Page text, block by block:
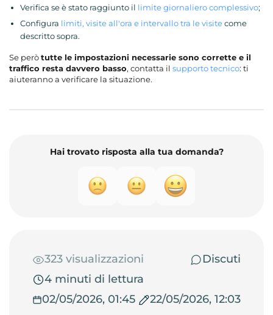
Verifica se è stato raggiunto il limite giornaliero complessivo;
Configura limiti, visite all'ora e intervallo tra le visitecome
descritto sopra.
Se peròtutte le impostazioni necessarie sono corrette e il
traffico resta davvero basso, contatta il supporto tecnico: ti
aiuteranno a verificare la situazione.
Hai trovato risposta alla tua domanda?
323 visualizzazioni
Discuti
4 minuti di lettura
02/05/2026, 01:45
22/05/2026, 12:03